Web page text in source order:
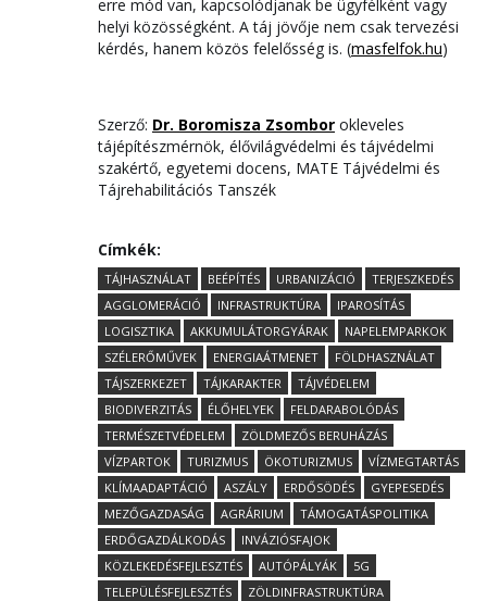
erre mód van, kapcsolódjanak be ügyfélként vagy
helyi közösségként. A táj jövője nem csak tervezési
kérdés, hanem közös felelősség is. (masfelfok.hu)
Szerző: Dr. Boromisza Zsombor okleveles
tájépítészmérnök, élővilágvédelmi és tájvédelmi
szakértő, egyetemi docens, MATE Tájvédelmi és
Tájrehabilitációs Tanszék
Címkék:
TÁJHASZNÁLAT BEÉPÍTÉS URBANIZÁCIÓ
TERJESZKEDÉS
AGGLOMERÁCIÓ
INFRASTRUKTÚRA
IPAROSÍTÁS
LOGISZTIKA
AKKUMULÁTORGYÁRAK
NAPELEMPARKOK
SZÉLERŐMŰVEK
ENERGIAÁTMENET
FÖLDHASZNÁLAT
TÁJSZERKEZET
TÁJKARAKTER
TÁJVÉDELEM
BIODIVERZITÁS
ÉLŐHELYEK
FELDARABOLÓDÁS
TERMÉSZETVÉDELEM
ZÖLDMEZŐS BERUHÁZÁS
VÍZPARTOK
TURIZMUS ÖKOTURIZMUS
VÍZMEGTARTÁS
KLÍMAADAPTÁCIÓ
ASZÁLY ERDŐSÖDÉS
GYEPESEDÉS
MEZŐGAZDASÁG
AGRÁRIUM
TÁMOGATÁSPOLITIKA
ERDŐGAZDÁLKODÁS
INVÁZIÓSFAJOK
KÖZLEKEDÉSFEJLESZTÉS
AUTÓPÁLYÁK
5G
TELEPÜLÉSFEJLESZTÉS
ZÖLDINFRASTRUKTÚRA